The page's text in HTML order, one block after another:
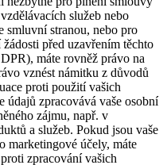
služeb nebo
smluvní stranou, nebo pro
před uzavřením těchto
máte rovněž právo na
vznést námitku z důvodů
proti použití vašich
údajů zpracovává vaše osobní
zájmu, např. v
a služeb. Pokud jsou vaše
marketingové účely, máte
zpracování vašich